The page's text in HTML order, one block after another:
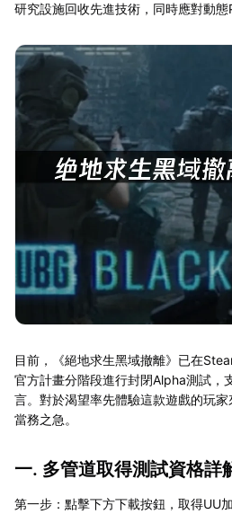
研究設施回收先進技術，同時應對動態
目前，《絕地求生黑域撤離》已在
官方計畫分階段進行封閉Alpha測試，
言。對於渴望率先體驗這款遊戲的玩
當務之急。
一. 多管道取得測試資格詳
第一步：點擊下方下載按鈕，取得UU